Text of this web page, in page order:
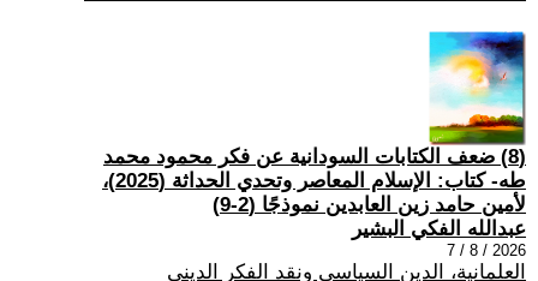
(8) ضعف الكتابات السودانية عن فكر محمود محمد
طه- كتاب: الإسلام المعاصر وتحدي الحداثة (2025)،
لأمين حامد زين العابدين نموذجًا (2-9)
عبدالله الفكي البشير
2026 / 8 / 7
العلمانية، الدين السياسي ونقد الفكر الديني